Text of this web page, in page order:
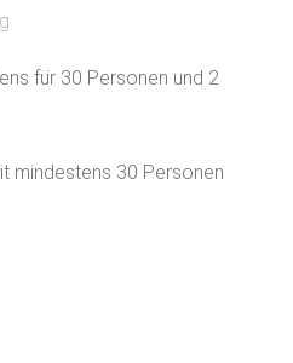
für 30 Personen und 2
mindestens 30 Personen